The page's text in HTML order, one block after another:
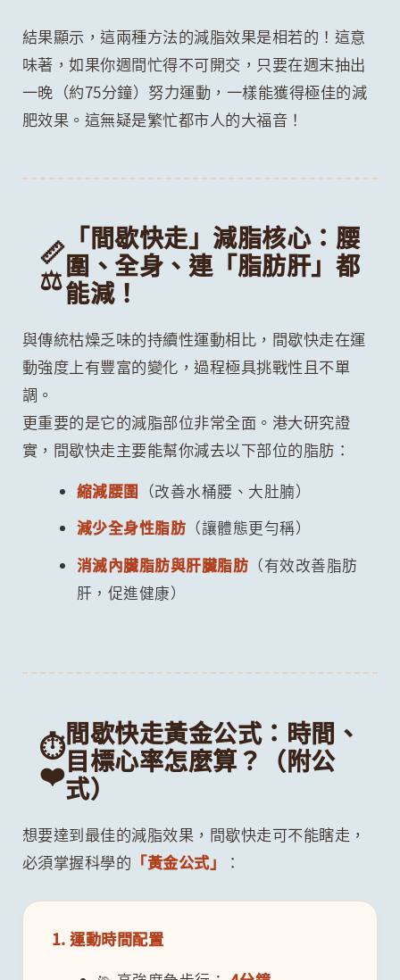
結果顯示，這兩種方法的減脂效果是相若的！這意
味著，如果你週間忙得不可開交，只要在週末抽出
一晚（約75分鐘）努力運動，一樣能獲得極佳的減
肥效果。這無疑是繁忙都市人的大福音！
📏
⚖️
「間歇快走」減脂核心：腰
圍、全身、連「脂肪肝」都
能減！
與傳統枯燥乏味的持續性運動相比，間歇快走在運
動強度上有豐富的變化，過程極具挑戰性且不單
調。
更重要的是它的減脂部位非常全面。港大研究證
實，間歇快走主要能幫你減去以下部位的脂肪：
縮減腰圍 （改善水桶腰、大肚腩）
減少全身性脂肪 （讓體態更勻稱）
消滅內臟脂肪與肝臟脂肪 （有效改善脂肪
肝，促進健康）
⏱️
❤️
間歇快走黃金公式：時間、
目標心率怎麼算？（附公
式）
想要達到最佳的減脂效果，間歇快走可不能瞎走，
必須掌握科學的 「黃金公式」 ：
1. 運動時間配置